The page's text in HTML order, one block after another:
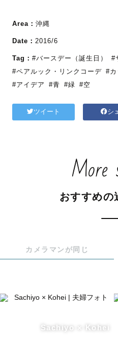
Area： 沖縄
Date： 2016/6
Tag： #バースデー（誕生日） #
#ペアルック・リンクコーデ #
#アイデア
#青 #緑 #空
ツイート シ
More
おすすめの
カメラマンが同じ
Sachiyo × Kohei